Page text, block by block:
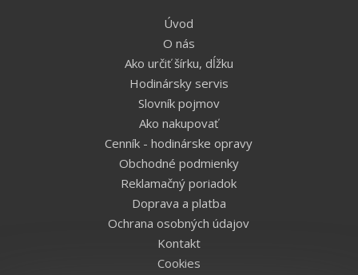
Úvod
O nás
Ako určiť šírku, dĺžku
Hodinársky servis
Slovník pojmov
Ako nakupovať
Cenník - hodinárske opravy
Obchodné podmienky
Reklamačný poriadok
Doprava a platba
Ochrana osobných údajov
Kontakt
Cookies